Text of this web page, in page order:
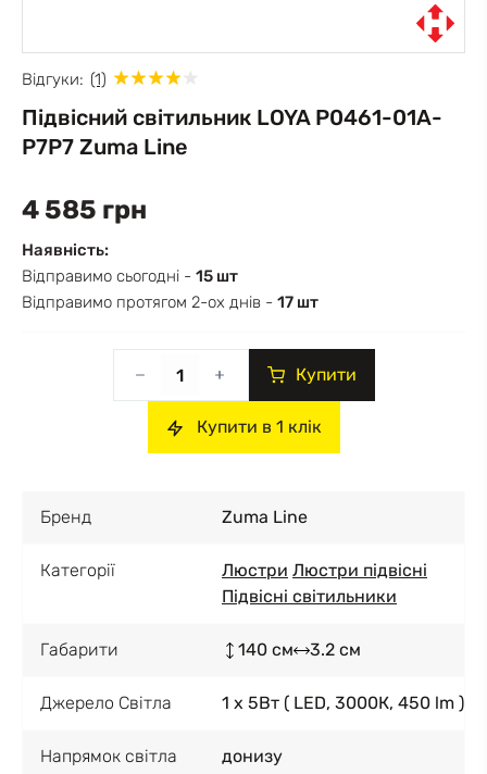
Відгуки: (1)
Підвісний світильник LOYA P0461-01A-
P7P7 Zuma Line
4 585 грн
Наявність:
Відправимо сьогодні - 15 шт
Відправимо протягом 2-ох днів - 17 шт
Купити
Купити в 1 клік
Бренд Zuma Line
Категорії Люстри Люстри підвісні
Підвісні світильники
Габарити 140 см 3.2 см
Джерело Світла 1 x 5Вт ( LED, 3000К, 450 lm )
Напрямок світла донизу